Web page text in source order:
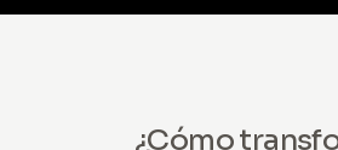
¿Cómo